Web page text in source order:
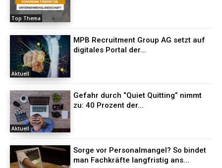
Top Thema
Aktuell
MPB Recruitment Group AG setzt auf
digitales Portal der...
Aktuell
Gefahr durch “Quiet Quitting” nimmt
zu: 40 Prozent der...
Sorge vor Personalmangel? So bindet
man Fachkräfte langfristig ans...